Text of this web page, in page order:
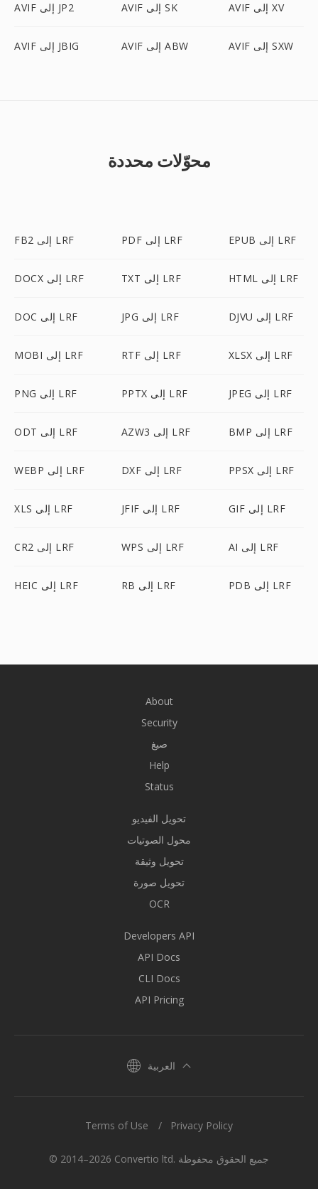
AVIF إلى JP2 AVIF إلى SK AVIF إلى XV
AVIF إلى JBIG AVIF إلى ABW AVIF إلى SXW
محوّلات محددة
FB2 إلى LRF PDF إلى LRF EPUB إلى LRF
DOCX إلى LRF TXT إلى LRF HTML إلى LRF
DOC إلى LRF JPG إلى LRF DJVU إلى LRF
MOBI إلى LRF RTF إلى LRF XLSX إلى LRF
PNG إلى LRF PPTX إلى LRF JPEG إلى LRF
ODT إلى LRF AZW3 إلى LRF BMP إلى LRF
WEBP إلى LRF DXF إلى LRF PPSX إلى LRF
XLS إلى LRF JFIF إلى LRF GIF إلى LRF
CR2 إلى LRF WPS إلى LRF AI إلى LRF
HEIC إلى LRF RB إلى LRF PDB إلى LRF
About
Security
صيغ
Help
Status
تحويل الفيديو
محول الصوتيات
تحويل وثيقة
تحويل صورة
OCR
Developers API
API Docs
CLI Docs
API Pricing
العربية
© 2014–2026 Convertio ltd. جميع الحقوق محفوظة
Terms of Use Privacy Policy